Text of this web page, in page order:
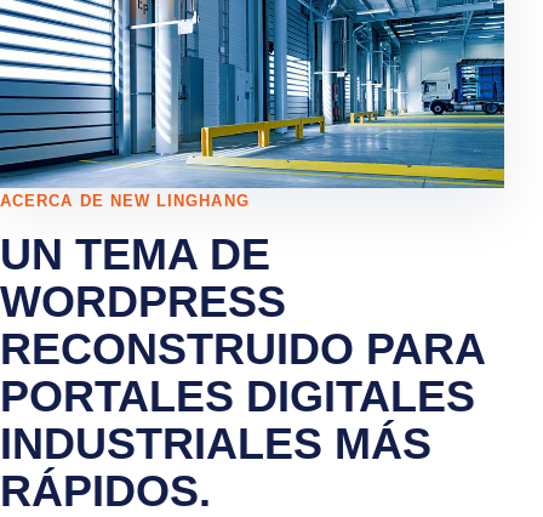
ACERCA DE NEW LINGHANG
UN TEMA DE
WORDPRESS
RECONSTRUIDO PARA
PORTALES DIGITALES
INDUSTRIALES MÁS
RÁPIDOS.